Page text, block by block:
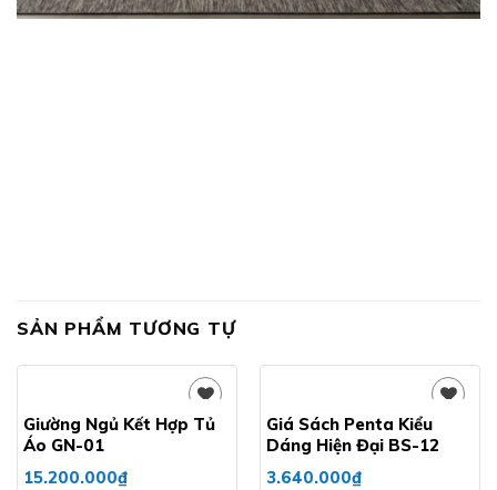
SẢN PHẨM TƯƠNG TỰ
Giường Ngủ Kết Hợp Tủ
Áo GN-01
15.200.000₫
Giá Sách Penta Kiểu
Dáng Hiện Đại BS-12
3.640.000₫